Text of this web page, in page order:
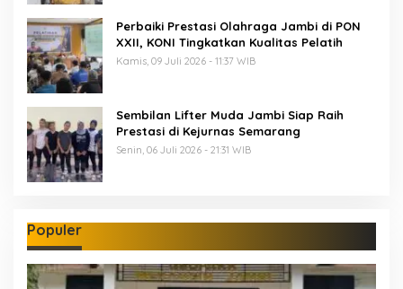
Perbaiki Prestasi Olahraga Jambi di PON
XXII, KONI Tingkatkan Kualitas Pelatih
Kamis, 09 Juli 2026 - 11:37 WIB
Sembilan Lifter Muda Jambi Siap Raih
Prestasi di Kejurnas Semarang
Senin, 06 Juli 2026 - 21:31 WIB
Populer